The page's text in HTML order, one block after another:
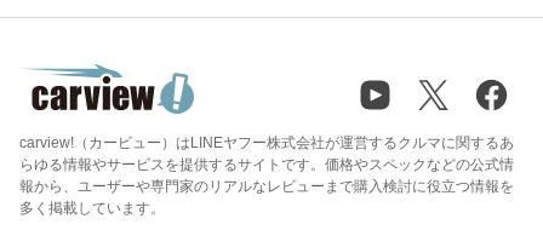
carview!（カービュー）はLINEヤフー株式会社が運営するクルマに関するあ
らゆる情報やサービスを提供するサイトです。価格やスペックなどの公式情
報から、ユーザーや専門家のリアルなレビューまで購入検討に役立つ情報を
多く掲載しています。